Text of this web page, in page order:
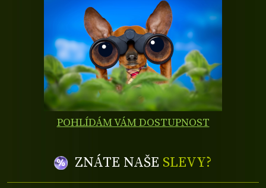
POHLÍDÁM VÁM DOSTUPNOST
ZNÁTE NAŠE SLEVY?